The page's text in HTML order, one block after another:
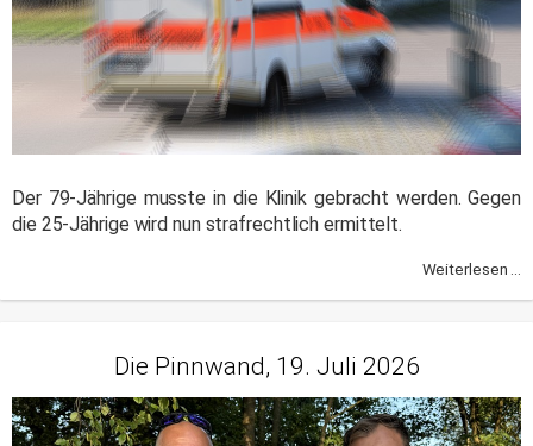
Der 79-Jährige musste in die Klinik gebracht werden. Gegen
die 25-Jährige wird nun strafrechtlich ermittelt.
Weiterlesen ...
Die Pinnwand, 19. Juli 2026